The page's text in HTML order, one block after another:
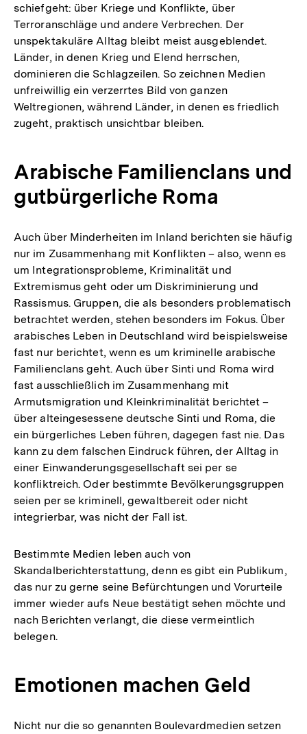
schiefgeht: über Kriege und Konflikte, über
Terroranschläge und andere Verbrechen. Der
unspektakuläre Alltag bleibt meist ausgeblendet.
Länder, in denen Krieg und Elend herrschen,
dominieren die Schlagzeilen. So zeichnen Medien
unfreiwillig ein verzerrtes Bild von ganzen
Weltregionen, während Länder, in denen es friedlich
zugeht, praktisch unsichtbar bleiben.
Arabische Familienclans und
gutbürgerliche Roma
Auch über Minderheiten im Inland berichten sie häufig
nur im Zusammenhang mit Konflikten – also, wenn es
um Integrationsprobleme, Kriminalität und
Extremismus geht oder um Diskriminierung und
Rassismus. Gruppen, die als besonders problematisch
betrachtet werden, stehen besonders im Fokus. Über
arabisches Leben in Deutschland wird beispielsweise
fast nur berichtet, wenn es um kriminelle arabische
Familienclans geht. Auch über Sinti und Roma wird
fast ausschließlich im Zusammenhang mit
Armutsmigration und Kleinkriminalität berichtet –
über alteingesessene deutsche Sinti und Roma, die
ein bürgerliches Leben führen, dagegen fast nie. Das
kann zu dem falschen Eindruck führen, der Alltag in
einer Einwanderungsgesellschaft sei per se
konfliktreich. Oder bestimmte Bevölkerungsgruppen
seien per se kriminell, gewaltbereit oder nicht
integrierbar, was nicht der Fall ist.
Bestimmte Medien leben auch von
Skandalberichterstattung, denn es gibt ein Publikum,
das nur zu gerne seine Befürchtungen und Vorurteile
immer wieder aufs Neue bestätigt sehen möchte und
nach Berichten verlangt, die diese vermeintlich
belegen.
Emotionen machen Geld
Nicht nur die so genannten Boulevardmedien setzen